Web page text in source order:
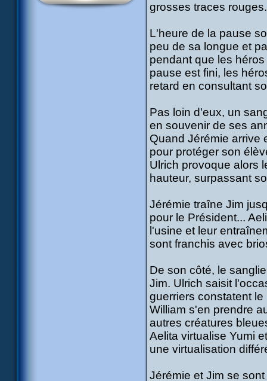
grosses traces rouges.
L'heure de la pause
peu de sa longue et
pendant que les
pause est fini, les
retard en consultant
Pas loin d'eux, un
en souvenir de ses
Quand Jérémie arrive
pour protéger son
Ulrich provoque alors
hauteur, surpassant
Jérémie traîne Jim
pour le Président...
l'usine et leur
sont franchis avec
De son côté, le
Jim. Ulrich saisit
guerriers constatent
William s'en prendre
autres créatures
Aelita virtualise Yumi
une virtualisation
Jérémie et Jim se